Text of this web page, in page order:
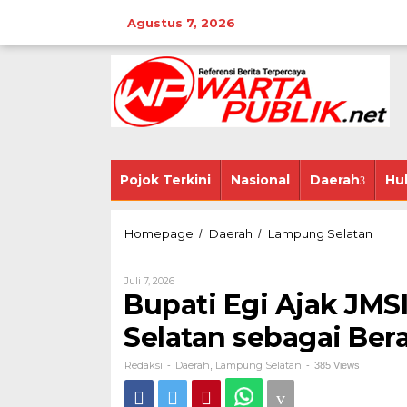
Agustus 7, 2026
Pojok Terkini Nasional Daerah
Homepage / Daerah / Lampung Selatan
Perkuat
Juli 7, 2026Oleh
Redaksi
Bupati Egi Ajak
Selatan sebagai
Redaksi - Daerah Lampung Selatan - 385 Views